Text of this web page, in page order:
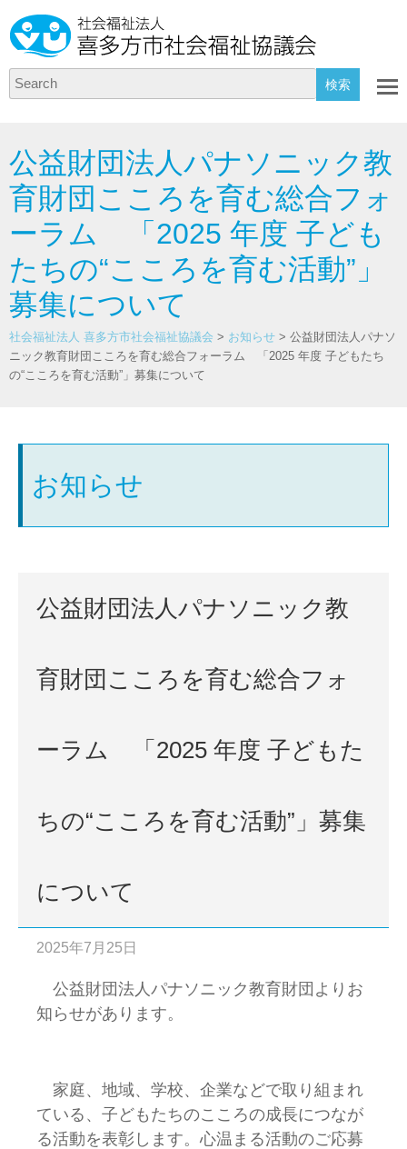
Search
公益財団法人パナソニック教
育財団こころを育む総合フォ
ーラム 「2025 年度 子ども
たちの“こころを育む活動”」
募集について
社会福祉法人 喜多方市社会福祉協議会 > お知らせ > 公益財団法人パナソ
ニック教育財団こころを育む総合フォーラム 「2025 年度 子どもたち
の“こころを育む活動”」募集について
お知らせ
公益財団法人パナソニック教
育財団こころを育む総合フォ
ーラム 「2025 年度 子どもた
ちの“こころを育む活動”」募集
について
2025年7月25日
公益財団法人パナソニック教育財団よりお
知らせがあります。
家庭、地域、学校、企業などで取り組まれ
ている、子どもたちのこころの成長につなが
る活動を表彰します。心温まる活動のご応募